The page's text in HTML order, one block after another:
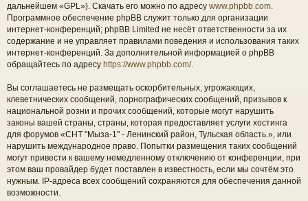
дальнейшем «GPL»). Скачать его можно по адресу www.phpbb.com
Программное обеспечение phpBB служит только для организации
интернет-конференций; phpBB Limited не несёт ответственности за их
содержание и не управляет правилами поведения и использования таких
интернет-конференций. За дополнительной информацией о phpBB
обращайтесь по адресу https://www.phpbb.com/.
Вы соглашаетесь не размещать оскорбительных, угрожающих,
клеветнических сообщений, порнографических сообщений, призывов к
национальной розни и прочих сообщений, которые могут нарушить
законы вашей страны, страны, которая предоставляет услуги хостинга
для форумов «СНТ "Мыза-1" - Ленинский район, Тульская область.», или
нарушить международное право. Попытки размещения таких сообщений
могут привести к вашему немедленному отключению от конференции, при
этом ваш провайдер будет поставлен в известность, если мы сочтём это
нужным. IP-адреса всех сообщений сохраняются для обеспечения данной
возможности.